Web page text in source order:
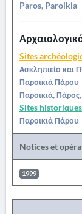
Paros, Paroikia
Sites
Ασκληπιείο και
Παροικιά Πάρου
Παροικιά,
Sites
Παροικιά Πάρου
Notices et
1999